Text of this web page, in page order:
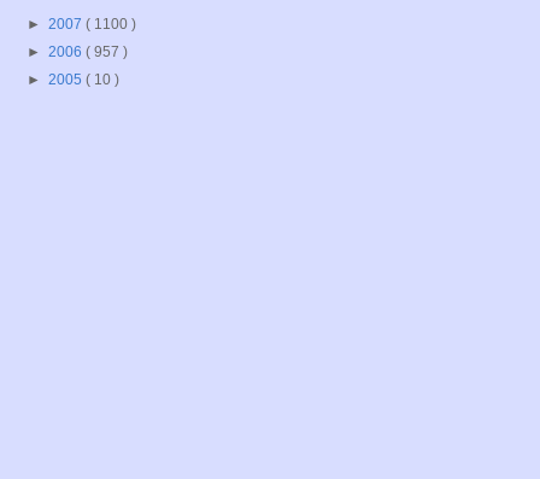
► 2007 ( 1100 )
► 2006 ( 957 )
► 2005 ( 10 )